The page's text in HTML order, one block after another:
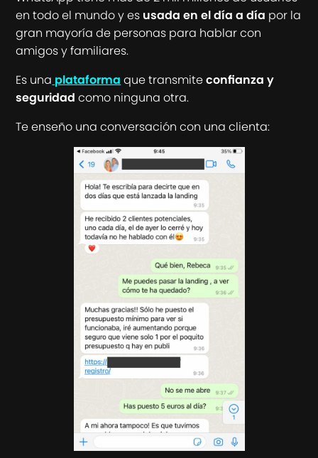
en todo el mundo y es usada en el día a día por la
gran mayoría de personas para hablar con
amigos y familiares.
Es una plataforma que transmiteconfianza y
seguridad como ninguna otra.
Te enseño una conversación con una clienta: